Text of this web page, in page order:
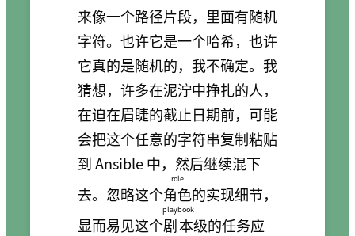
来像一个路径片段，里面有随机
字符。也许它是一个哈希，也许
它真的是随机的，我不确定。我
猜想，许多在泥泞中挣扎的人，
在迫在眉睫的截止日期前，可能
会把这个任意的字符串复制粘贴
到 Ansible 中，然后继续混下
去。忽略这个角色
role
的实现细节，
显而易见这个剧本
playbook
级的任务应